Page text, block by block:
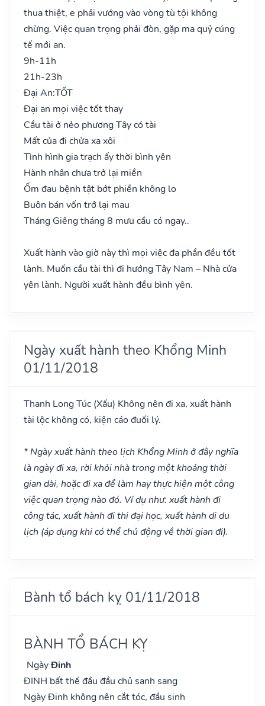
thua thiệt, e phải vướng vào vòng tù tội không
chừng. Việc quan trọng phải đòn, gặp ma quỷ cúng
tế mới an.
9h-11h
21h-23h
Đại An:TỐT
Đại an mọi việc tốt thay
Cầu tài ở nẻo phương Tây có tài
Mất của đi chửa xa xôi
Tình hình gia trạch ấy thời bình yên
Hành nhân chưa trở lại miền
Ốm đau bệnh tật bớt phiền không lo
Buôn bán vốn trở lại mau
Tháng Giêng tháng 8 mưu cầu có ngay..
Xuất hành vào giờ này thì mọi việc đa phần đều tốt
lành. Muốn cầu tài thì đi hướng Tây Nam – Nhà cửa
yên lành. Người xuất hành đều bình yên.
Ngày xuất hành theo Khổng Minh
01/11/2018
Thanh Long Túc (Xấu) Không nên đi xa, xuất hành
tài lộc không có, kiện cáo đuối lý.
* Ngày xuất hành theo lịch Khổng Minh ở đây nghĩa
là ngày đi xa, rời khỏi nhà trong một khoảng thời
gian dài, hoặc đi xa để làm hay thực hiện một công
việc quan trọng nào đó. Ví dụ như: xuất hành đi
công tác, xuất hành đi thi đại học, xuất hành di du
lịch (áp dụng khi có thể chủ động về thời gian đi).
Bành tổ bách kỵ 01/11/2018
BÀNH TỔ BÁCH KỴ
NgàyĐinh
ĐINH bất thế đầu đầu chủ sanh sang
Ngày Đinh không nên cắt tóc, đầu sinh